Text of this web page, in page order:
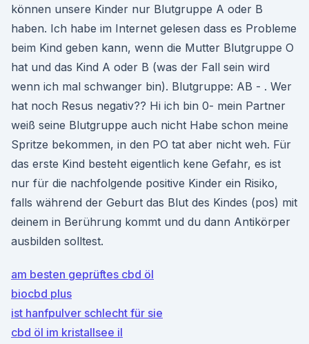
können unsere Kinder nur Blutgruppe A oder B
haben. Ich habe im Internet gelesen dass es Probleme
beim Kind geben kann, wenn die Mutter Blutgruppe O
hat und das Kind A oder B (was der Fall sein wird
wenn ich mal schwanger bin). Blutgruppe: AB - . Wer
hat noch Resus negativ?? Hi ich bin 0- mein Partner
weiß seine Blutgruppe auch nicht Habe schon meine
Spritze bekommen, in den PO tat aber nicht weh. Für
das erste Kind besteht eigentlich kene Gefahr, es ist
nur für die nachfolgende positive Kinder ein Risiko,
falls während der Geburt das Blut des Kindes (pos) mit
deinem in Berührung kommt und du dann Antikörper
ausbilden solltest.
am besten geprüftes cbd öl
biocbd plus
ist hanfpulver schlecht für sie
cbd öl im kristallsee il